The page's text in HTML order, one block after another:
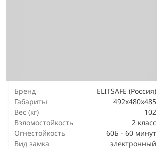
Бренд
ELITSAFE (Россия)
Габариты
492x480x485
Вес (кг)
102
Взломостойкость
2 класс
Огнестойкость
60Б - 60 минут
Вид замка
электронный